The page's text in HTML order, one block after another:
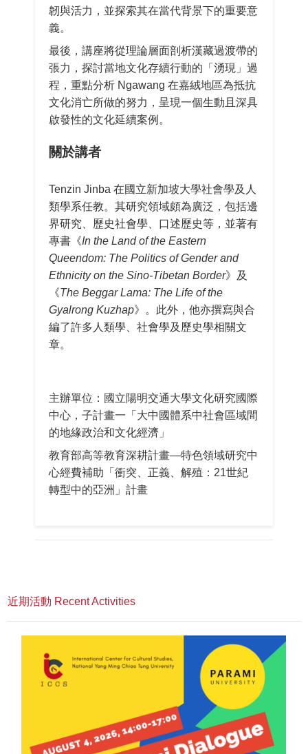
韌與活力，並探索其在當代背景下的重要意
義。
最後，講座將從理論層面剖析漢藏過渡帶的
張力，探討當地文化存續行動的「湧現」過
程，重點分析 Ngawang 在嘉絨地區為抵抗
文化消亡所做的努力，呈現一個生動且深具
啟發性的文化延續案例。
關於講者
Tenzin Jinba 在國立新加坡大學社會學及人
類學系任教。其研究領域頗為廣泛，包括邊
界研究、歷史社會學、口述歷史等，並著有
專書《In the Land of the Eastern
Queendom: The Politics of Gender and
Ethnicity on the Sino-Tibetan Border》及
《The Beggar Lama: The Life of the
Gyalrong Kuzhap》。此外，他亦撰寫與合
編了許多人類學、社會學及歷史學相關文
章。
主辦單位：國立陽明交通大學文化研究國際
中心，子計畫一「大中國體系中社會區域間
的地緣政治和文化經濟」
教育部高等教育深耕計畫—特色領域研究中
心經費補助「衝突、正義、解殖：21世紀
轉型中的亞洲」計畫
近期活動 Recent Activities